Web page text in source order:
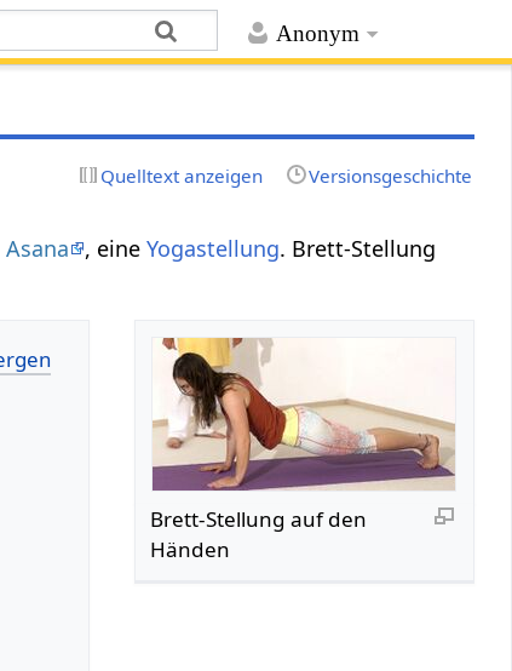
Anonym
Quelltext anzeigen Versionsgeschichte
Asana , eineYogastellung. Brett-Stellung
Brett-Stellung auf den
Händen